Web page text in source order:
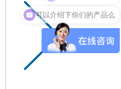
可以介绍下你们的产品么